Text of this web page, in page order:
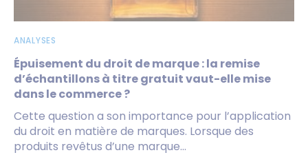
ANALYSES
Épuisement du droit de marque : la remise
d’échantillons à titre gratuit vaut-elle mise
dans le commerce ?
Cette question a son importance pour l’application
du droit en matière de marques. Lorsque des
produits revêtus d’une marque...